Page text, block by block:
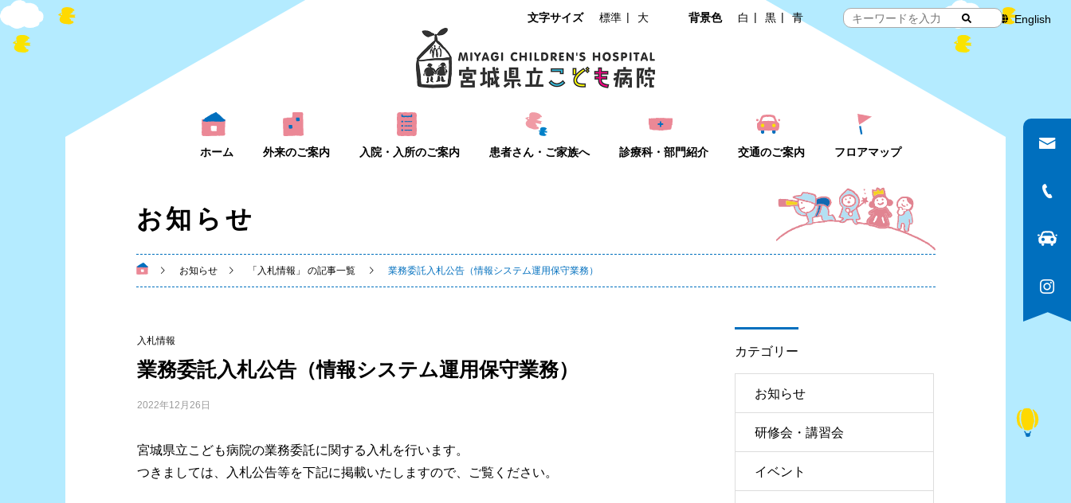
文字サイズ 標準 大 背景色 白 黒 青 English
ホーム 外来のご案内 入院・入所のご案内 患者さん・ご家族へ 診療科・部門紹介 交通のご案内 フロアマップ
お知らせ
お知らせ 「入札情報」 の記事一覧 業務委託入札公告（情報システム運用保守業務）
入札情報
業務委託入札公告（情報システム運用保守業務）
2022年12月26日
宮城県立こども病院の業務委託に関する入札を行います。
つきましては、入札公告等を下記に掲載いたしますので、ご覧ください。
カテゴリー
お知らせ
研修会・講習会
イベント